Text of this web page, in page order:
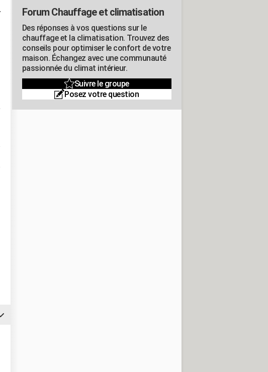
Forum Chauffage et climatisation
Des réponses à vos questions sur le
chauffage et la climatisation. Trouvez des
conseils pour optimiser le confort de votre
maison. Échangez avec une communauté
passionnée du climat intérieur.
Suivre le groupe
Posez votre question